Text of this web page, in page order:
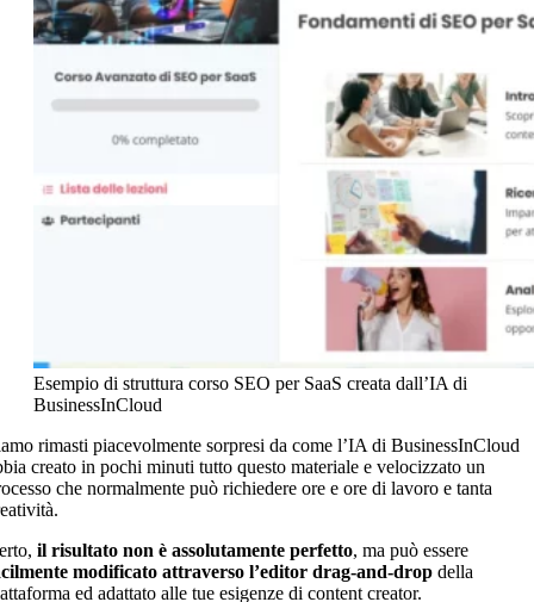
Esempio di struttura corso SEO per SaaS creata dall’IA di
BusinessInCloud
rimasti piacevolmente sorpresi da come l’IA di BusinessInCloud
creato in pochi minuti tutto questo materiale e velocizzato un
che normalmente può richiedere ore e ore di lavoro e tanta
il risultato non è assolutamente perfetto, ma può essere
modificato attraverso l’editor drag-and-drop della
ed adattato alle tue esigenze di content creator.